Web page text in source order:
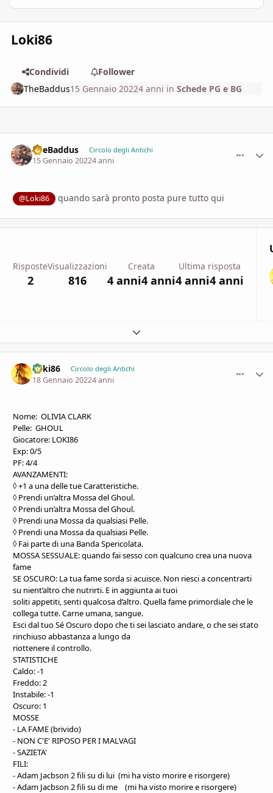
Loki86
Condividi
Follower
TheBaddus15 Gennaio 20224 anni inSchede PG e BG
TheBaddus Circolo degli Antichi
15 Gennaio 20224 anni
@Loki86 quando sarà pronto posta pure tutto qui
Risposte
2
Visualizzazioni
816
Creata
4 anni4 anni
Ultima risposta
4 anni4 anni
Espandi panoramica del topic
Loki86 Circolo degli Antichi
18 Gennaio 20224 anni
Nome: OLIVIA CLARK
Pelle: GHOUL
Giocatore: LOKI86
Exp: 0/5
PF: 4/4
AVANZAMENTI:
◊ +1 a una delle tue Caratteristiche.
◊ Prendi un’altra Mossadel Ghoul.
◊ Prendi un’altra Mossa del Ghoul.
◊ Prendi una Mossa da qualsiasi Pelle.
◊ Prendi una Mossa da qualsiasi Pelle.
◊ Fai parte di una Banda Spericolata.
MOSSA SESSUALE: quando fai sesso con qualcuno crea una nuova
fame
SE OSCURO: La tua fame sorda si acuisce. Non riesci a concentrarti
su nient’altro che nutrirti. E in aggiunta ai tuoi
soliti appetiti, senti qualcosa d’altro. Quella fame primordiale che le
collega tutte. Carne umana, sangue.
Esci dal tuo Sé Oscuro dopo che ti sei lasciato andare, o che sei stato
rinchiuso abbastanza a lungo da
riottenere il controllo.
STATISTICHE
Caldo: -1
Freddo: 2
Instabile: -1
Oscuro: 1
MOSSE
- LA FAME (brivido)
- NON C'E' RIPOSO PER I MALVAGI
- SAZIETA'
FILI:
- Adam Jacbson 2 fili su di lui (mi ha visto morire e risorgere)
- Adam Jacbson 2 fili su di me (mi ha visto morire e risorgere)